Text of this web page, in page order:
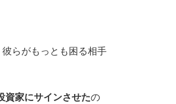
らがもっとも困る相手
資家にサインさせたの